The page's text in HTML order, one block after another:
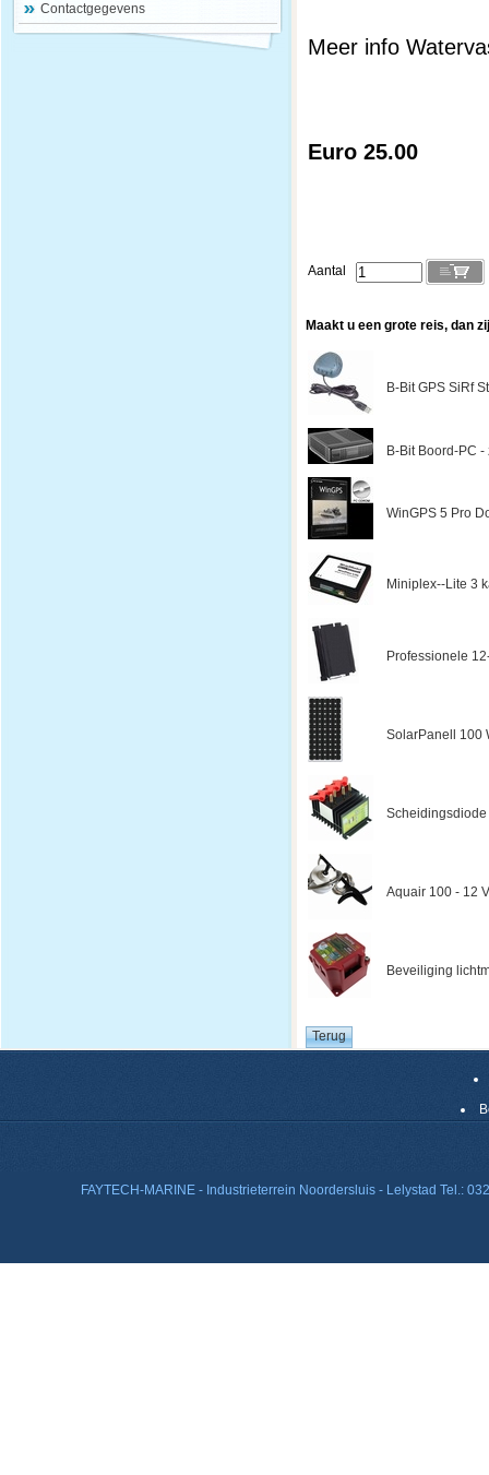
Contactgegevens
Meer info
Euro 25.00
Aantal
Maakt u een grote reis, dan
B-Bit GPS SiRf
B-Bit Boord-PC
WinGPS 5 Pro
Miniplex--Lite 3
Professionele
SolarPanell 100
Scheidingsdiode
Aquair 100 - 12
Beveiliging
FAYTECH-MARINE - Industrieterrein Noordersluis - Lelystad Tel.: